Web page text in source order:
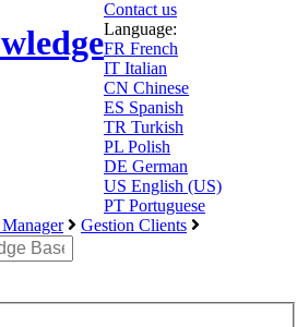
Contact us
Language:
FR French
IT Italian
CN Chinese
ES Spanish
TR Turkish
PL Polish
DE German
US English (US)
PT Portuguese
Gestion Clients